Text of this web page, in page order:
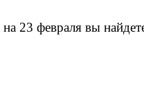
23 февраля вы